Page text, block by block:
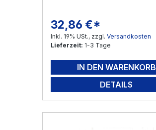
Regulärer Preis:
32,86 €*
Inkl. 19% USt., zzgl. Versandkosten
Lieferzeit: 1-3 Tage
IN DEN WARENKORB
DETAILS